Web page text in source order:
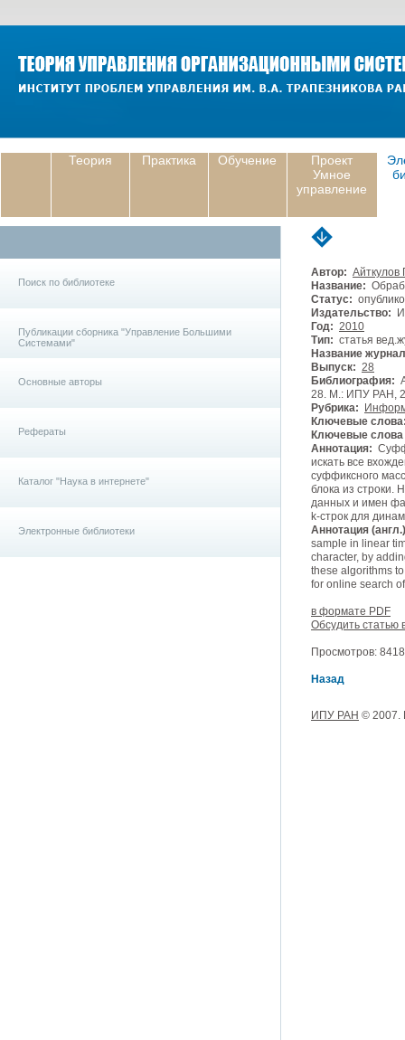
Теория Практика Обучение
Проект
Умное
управление
Поиск по библиотеке
Публикации сборника "Управление Большими
Системами"
Основные авторы
Рефераты
Каталог "Наука в интернете"
Электронные библиотеки
Автор: Айткулов
Название:
Статус:
Издательство:
Год: 2010
Тип: статья
Название
Выпуск: 28
Библиография:
28. М.: ИПУ РАН,
Рубрика:
Ключевые
Ключевые слова
Аннотация:
искать все
суффиксного
блока из строки.
данных и имен
k-строк для
Аннотация
sample in linear
character, by
these algorithms
for online search
в формате PDF
Обсудить статью
Просмотров:
Назад
ИПУ РАН © 2007.